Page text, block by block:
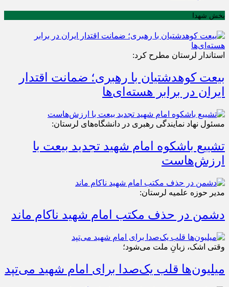
بخش شهدا
استاندار لرستان مطرح کرد:
بیعت کوهدشتیان با رهبری؛ ضمانت اقتدار
ایران در برابر هسته‌ای‌ها
مسئول نهاد نمایندگی رهبری در دانشگاه‌های لرستان:
تشییع باشکوه امام شهید تجدید بیعت با
ارزش‌هاست
مدیر حوزه علمیه لرستان:
دشمن در حذف مکتب امام شهید ناکام ماند
وقتی اشک، زبانِ ملت می‌شود؛
میلیون‌ها قلب یک‌صدا برای امام شهید می‌تپد